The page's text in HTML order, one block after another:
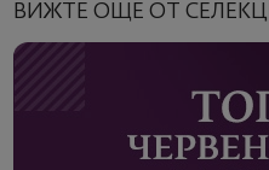
ВИЖТЕ ОЩЕ ОТ